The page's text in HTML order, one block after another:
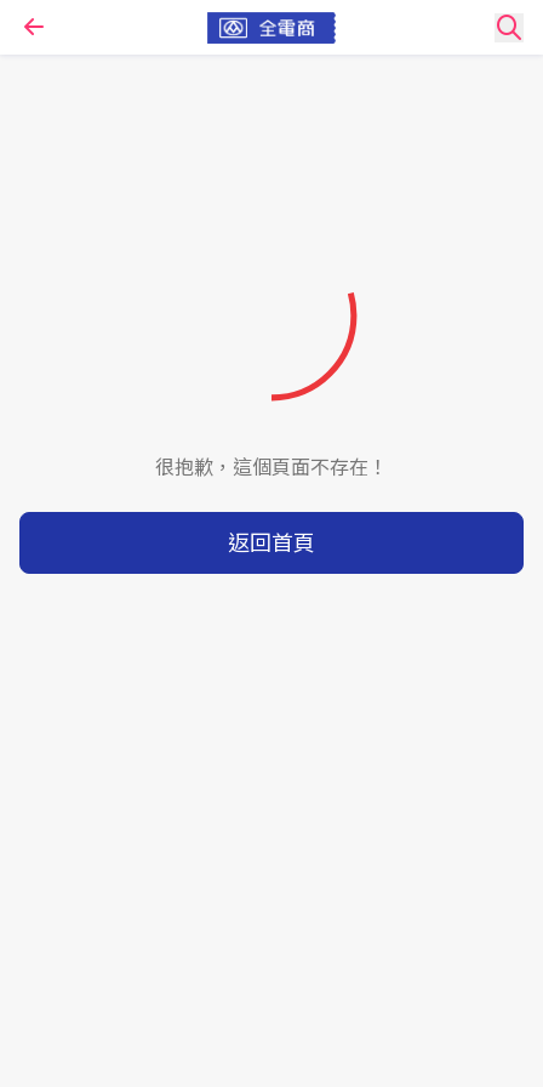
很抱歉，這個頁面不存在！
返回首頁